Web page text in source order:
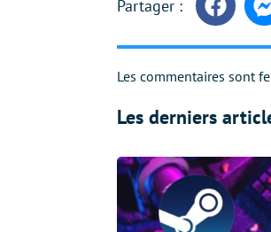
Les commentaires sont
Les derniers